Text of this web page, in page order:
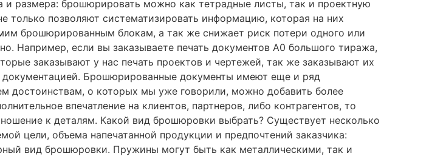
размера: брошюрировать можно как тетрадные листы, так и проектную
позволяют систематизировать информацию, которая на них
брошюрированным блокам, а так же снижает риск потери одного или
Например, если вы заказываете печать документов А0 большого тиража,
заказывают у нас печать проектов и чертежей, так же заказывают их
Брошюрированные документы имеют еще и ряд
достоинствам, о которых мы уже говорили, можно добавить более
впечатление на клиентов, партнеров, либо контрагентов, то
к деталям. Какой вид брошюровки выбрать? Существует несколько
цели, объема напечатанной продукции и предпочтений заказчика:
вид брошюровки. Пружины могут быть как металлическими, так и